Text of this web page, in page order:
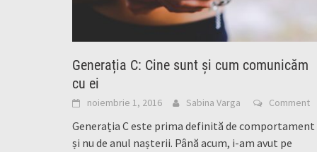
Generația C: Cine sunt și cum comunicăm
cu ei
noiembrie 1, 2016 Sabina Varga Comment
Generația C este prima definită de comportament
și nu de anul nașterii. Până acum, i-am avut pe